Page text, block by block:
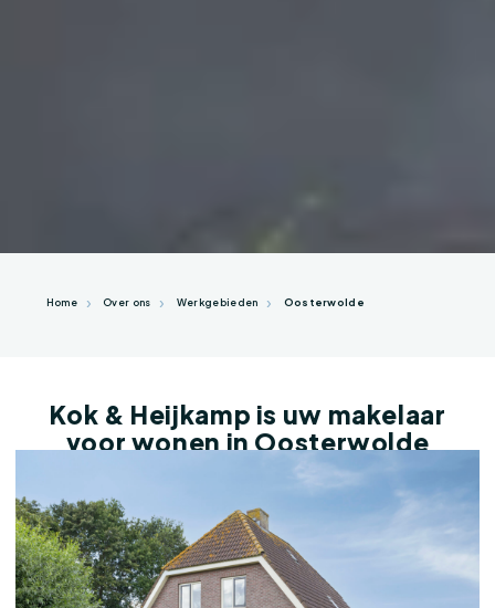
Home Over ons Werkgebieden Oosterwolde
Kok & Heijkamp is uw makelaar
voor wonen in Oosterwolde
Oosterwolde is een landelijk en
gemoedelijk dorp binnen de gemeente
Oldebroek. Het dorp ligt prachtig tussen